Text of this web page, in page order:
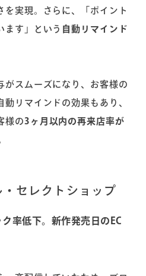
を実現。さらに、「ポイント
ます」という 自動リマインド
がスムーズになり、お客様の
動リマインドの効果もあり、
様の3ヶ月以内の再来店率が
セレクトショップ
率低下。新作発売日のEC